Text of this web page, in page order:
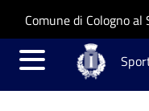
Salta al
Skip to site
Comune di Cologno al